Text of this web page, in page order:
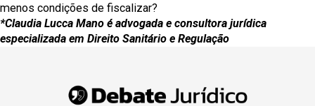
menos condições de fiscalizar?
*Claudia Lucca Mano é advogada e consultora jurídica
especializada em Direito Sanitário e Regulação